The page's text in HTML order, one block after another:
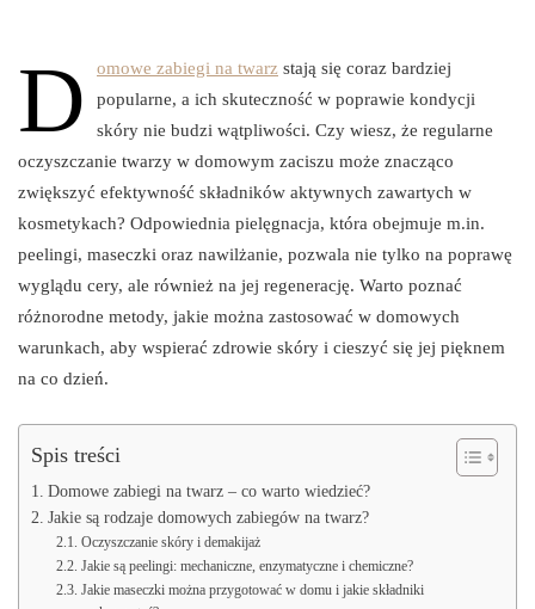
D omowe zabiegi na twarz stają się coraz bardziej
popularne, a ich skuteczność w poprawie kondycji
skóry nie budzi wątpliwości. Czy wiesz, że regularne
oczyszczanie twarzy w domowym zaciszu może znacząco
zwiększyć efektywność składników aktywnych zawartych w
kosmetykach? Odpowiednia pielęgnacja, która obejmuje m.in.
peelingi, maseczki oraz nawilżanie, pozwala nie tylko na poprawę
wyglądu cery, ale również na jej regenerację. Warto poznać
różnorodne metody, jakie można zastosować w domowych
warunkach, aby wspierać zdrowie skóry i cieszyć się jej pięknem
na co dzień.
Spis treści
Domowe zabiegi na twarz – co warto wiedzieć?
Jakie są rodzaje domowych zabiegów na twarz?
Oczyszczanie skóry i demakijaż
Jakie są peelingi: mechaniczne, enzymatyczne i chemiczne?
Jakie maseczki można przygotować w domu i jakie składniki